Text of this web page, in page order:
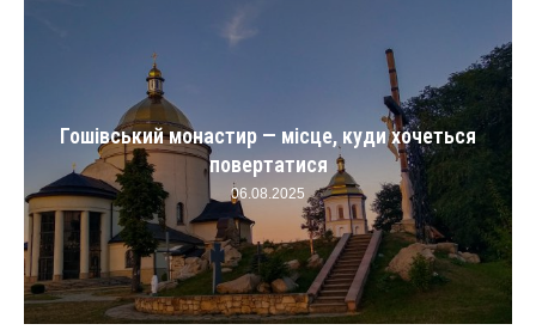
Гошівський монастир — місце, куди хочеться
повертатися
06.08.2025